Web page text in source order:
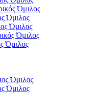
Όμιλος
Όμιλος
Όμιλος
Όμιλος
Όμιλος
Όμιλος
Όμιλος